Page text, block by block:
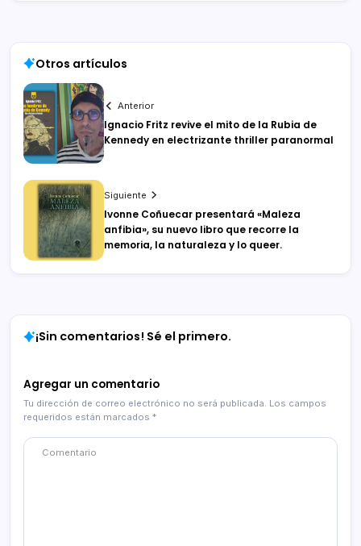
Otros artículos
Anterior
Ignacio Fritz revive el mito de la Rubia de
Kennedy en electrizante thriller paranormal
Siguiente
Ivonne Coñuecar presentará «Maleza
anfibia», su nuevo libro que recorre la
memoria, la naturaleza y lo queer.
¡Sin comentarios! Sé el primero.
Agregar un comentario
Tu dirección de correo electrónico no será publicada. Los campos
requeridos están marcados *